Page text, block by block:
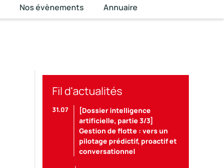
Nos évènements Annuaire
Fil d'actualités
31.07
[Dossier intelligence
artificielle, partie 3/3]
Gestion de flotte : vers un
pilotage prédictif, proactif et
conversationnel